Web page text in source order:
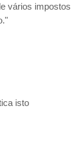
vários impostos
"
isto